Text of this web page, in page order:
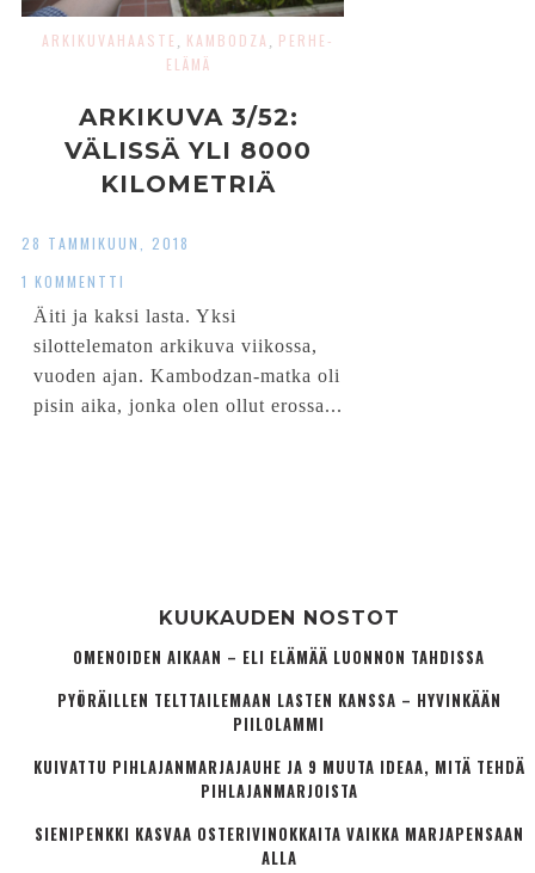
ARKIKUVAHAASTE KAMBODZA
PERHE-
ELÄMÄ
ARKIKUVA 3/52:
VÄLISSÄ YLI 8000
KILOMETRIÄ
28 TAMMIKUUN, 2018
1 KOMMENTTI
Äiti ja kaksi lasta. Yksi
silottelematon arkikuva viikossa,
vuoden ajan. Kambodzan-matka oli
pisin aika, jonka olen ollut erossa...
KUUKAUDEN NOSTOT
OMENOIDEN AIKAAN – ELI ELÄMÄÄ LUONNON TAHDISSA
PYÖRÄILLEN TELTTAILEMAAN LASTEN KANSSA – HYVINKÄÄN
PIILOLAMMI
KUIVATTU PIHLAJANMARJAJAUHE JA 9 MUUTA IDEAA, MITÄ TEHDÄ
PIHLAJANMARJOISTA
SIENIPENKKI KASVAA OSTERIVINOKKAITA VAIKKA MARJAPENSAAN
ALLA